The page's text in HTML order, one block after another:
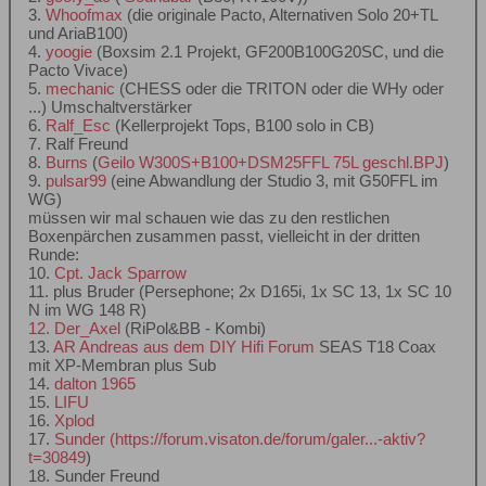
3. Whoofmax (die originale Pacto, Alternativen Solo 20+TL
und AriaB100)
4. yoogie (Boxsim 2.1 Projekt, GF200B100G20SC, und die
Pacto Vivace)
5. mechanic (CHESS oder die TRITON oder die WHy oder
...) Umschaltverstärker
6. Ralf_Esc (Kellerprojekt Tops, B100 solo in CB)
7. Ralf Freund
8. Burns (Geilo W300S+B100+DSM25FFL 75L geschl.BPJ)
9. pulsar99 (eine Abwandlung der Studio 3, mit G50FFL im
WG)
müssen wir mal schauen wie das zu den restlichen
Boxenpärchen zusammen passt, vielleicht in der dritten
Runde:
10. Cpt. Jack Sparrow
11. plus Bruder (Persephone; 2x D165i, 1x SC 13, 1x SC 10
N im WG 148 R)
12. Der_Axel (RiPol&BB - Kombi)
13. AR Andreas aus dem DIY Hifi Forum SEAS T18 Coax
mit XP-Membran plus Sub
14. dalton 1965
15. LIFU
16. Xplod
17. Sunder (https://forum.visaton.de/forum/galer...-aktiv?
t=30849)
18. Sunder Freund